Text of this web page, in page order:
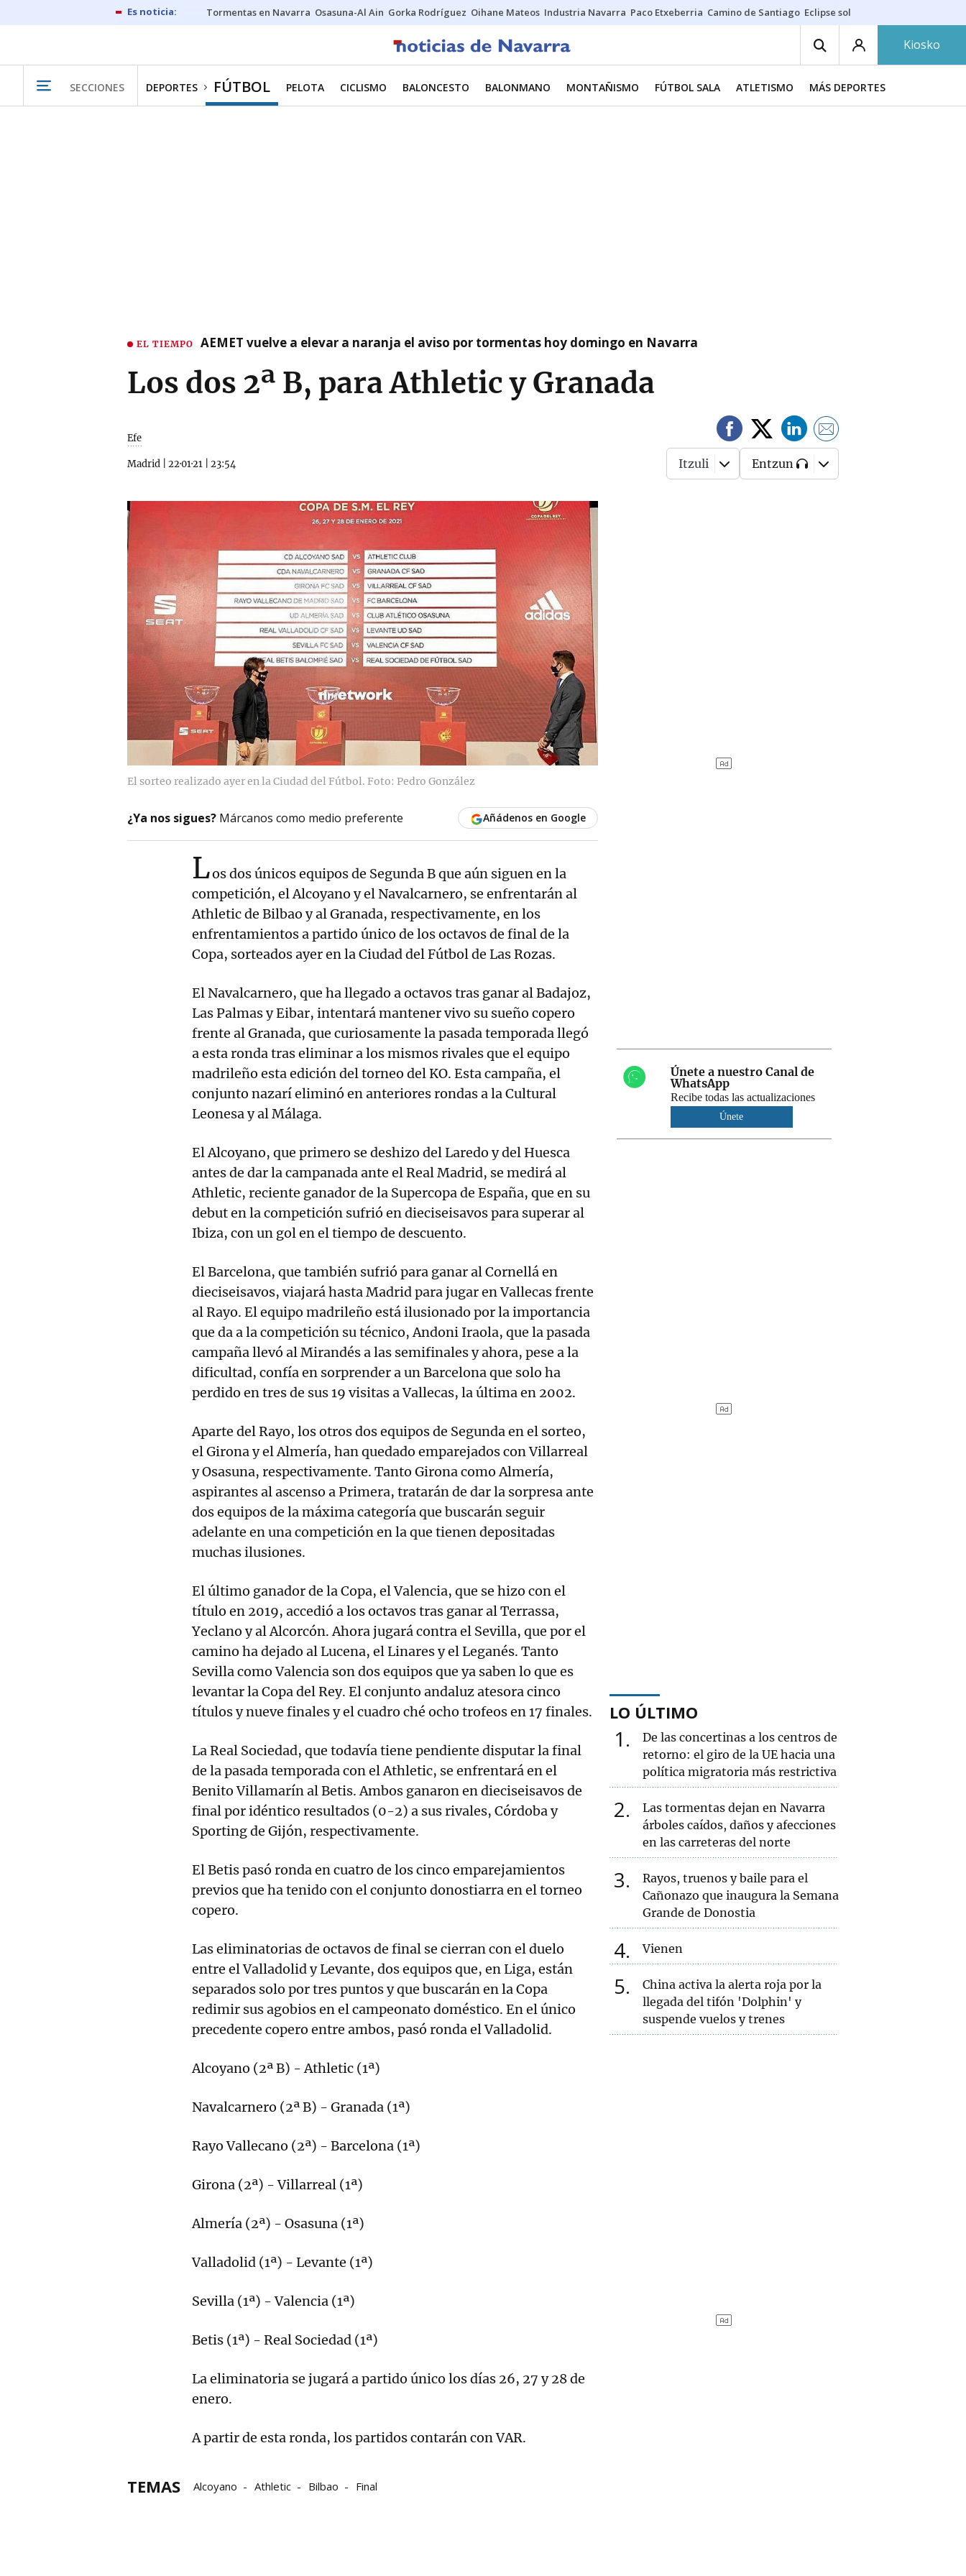
Tormentas en Navarra Osasuna-Al Ain Gorka Rodríguez Oihane Mateos Industria Navarra Paco Etxeberria Camino de Santiago Eclipse solar en Navarra
Kiosko
SECCIONES DEPORTES FÚTBOL PELOTA CICLISMO BALONCESTO BALONMANO MONTAÑISMO FÚTBOL SALA ATLETISMO MÁS DEPORTES
EL TIEMPO AEMET vuelve a elevar a naranja el aviso por tormentas hoy domingo en Navarra
Los dos 2ª B, para Athletic y Granada
Efe
Madrid 22·01·21 23:54 Itzuli Entzun
El sorteo realizado ayer en la Ciudad del Fútbol. Foto: Pedro González
¿Ya nos sigues? Márcanos como medio preferente Añádenos en Google
Los dos únicos equipos de Segunda B que aún siguen en la
competición, el Alcoyano y el Navalcarnero, se enfrentarán al
Athletic de Bilbao y al Granada, respectivamente, en los
enfrentamientos a partido único de los octavos de final de la
Copa, sorteados ayer en la Ciudad del Fútbol de Las Rozas.
El Navalcarnero, que ha llegado a octavos tras ganar al Badajoz,
Las Palmas y Eibar, intentará mantener vivo su sueño copero
frente al Granada, que curiosamente la pasada temporada llegó
a esta ronda tras eliminar a los mismos rivales que el equipo
madrileño esta edición del torneo del KO. Esta campaña, el
conjunto nazarí eliminó en anteriores rondas a la Cultural
Leonesa y al Málaga.
El Alcoyano, que primero se deshizo del Laredo y del Huesca
antes de dar la campanada ante el Real Madrid, se medirá al
Athletic, reciente ganador de la Supercopa de España, que en su
debut en la competición sufrió en dieciseisavos para superar al
Ibiza, con un gol en el tiempo de descuento.
El Barcelona, que también sufrió para ganar al Cornellá en
dieciseisavos, viajará hasta Madrid para jugar en Vallecas frente
al Rayo. El equipo madrileño está ilusionado por la importancia
que da a la competición su técnico, Andoni Iraola, que la pasada
campaña llevó al Mirandés a las semifinales y ahora, pese a la
dificultad, confía en sorprender a un Barcelona que solo ha
perdido en tres de sus 19 visitas a Vallecas, la última en 2002.
Aparte del Rayo, los otros dos equipos de Segunda en el sorteo,
el Girona y el Almería, han quedado emparejados con Villarreal
y Osasuna, respectivamente. Tanto Girona como Almería,
aspirantes al ascenso a Primera, tratarán de dar la sorpresa ante
dos equipos de la máxima categoría que buscarán seguir
adelante en una competición en la que tienen depositadas
muchas ilusiones.
El último ganador de la Copa, el Valencia, que se hizo con el
título en 2019, accedió a los octavos tras ganar al Terrassa,
Yeclano y al Alcorcón. Ahora jugará contra el Sevilla, que por el
camino ha dejado al Lucena, el Linares y el Leganés. Tanto
Sevilla como Valencia son dos equipos que ya saben lo que es
levantar la Copa del Rey. El conjunto andaluz atesora cinco
títulos y nueve finales y el cuadro ché ocho trofeos en 17 finales.
La Real Sociedad, que todavía tiene pendiente disputar la final
de la pasada temporada con el Athletic, se enfrentará en el
Benito Villamarín al Betis. Ambos ganaron en dieciseisavos de
final por idéntico resultados (0-2) a sus rivales, Córdoba y
Sporting de Gijón, respectivamente.
El Betis pasó ronda en cuatro de los cinco emparejamientos
previos que ha tenido con el conjunto donostiarra en el torneo
copero.
Las eliminatorias de octavos de final se cierran con el duelo
entre el Valladolid y Levante, dos equipos que, en Liga, están
separados solo por tres puntos y que buscarán en la Copa
redimir sus agobios en el campeonato doméstico. En el único
precedente copero entre ambos, pasó ronda el Valladolid.
Alcoyano (2ª B) - Athletic (1ª)
Navalcarnero (2ª B) - Granada (1ª)
Rayo Vallecano (2ª) - Barcelona (1ª)
Girona (2ª) - Villarreal (1ª)
Almería (2ª) - Osasuna (1ª)
Valladolid (1ª) - Levante (1ª)
Sevilla (1ª) - Valencia (1ª)
Betis (1ª) - Real Sociedad (1ª)
La eliminatoria se jugará a partido único los días 26, 27 y 28 de
enero.
A partir de esta ronda, los partidos contarán con VAR.
TEMAS Alcoyano Athletic Bilbao Final
Únete a nuestro Canal de
WhatsApp
Recibe todas las actualizaciones
Únete
LO ÚLTIMO
1
De las concertinas a los centros de
retorno: el giro de la UE hacia una
política migratoria más restrictiva
2
Las tormentas dejan en Navarra
árboles caídos, daños y afecciones
en las carreteras del norte
3
Rayos, truenos y baile para el
Cañonazo que inaugura la Semana
Grande de Donostia
4 Vienen
5
China activa la alerta roja por la
llegada del tifón 'Dolphin' y
suspende vuelos y trenes